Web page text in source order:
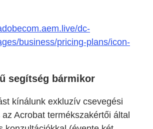
dc-
business/pricing-plans/icon-
segítség bármikor
kínálunk exkluzív csevegési
Acrobat termékszakértői által